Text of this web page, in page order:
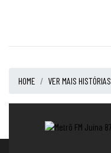
HOME VER MAIS HISTÓRIAS